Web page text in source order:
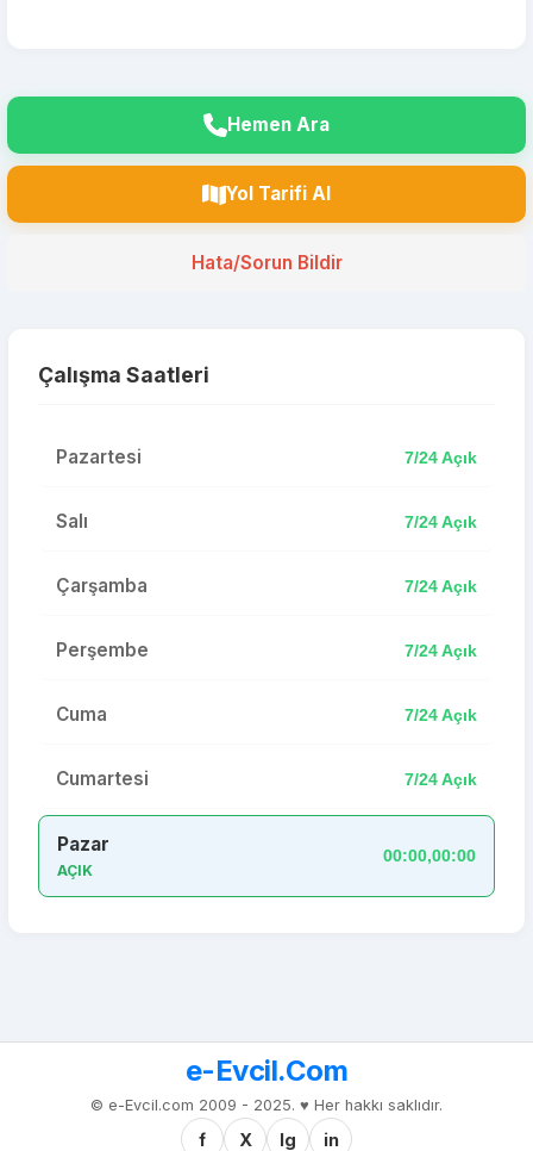
Hemen Ara
Yol Tarifi Al
Hata/Sorun Bildir
Çalışma Saatleri
Pazartesi 7/24 Açık
Salı 7/24 Açık
Çarşamba 7/24 Açık
Perşembe 7/24 Açık
Cuma 7/24 Açık
Cumartesi 7/24 Açık
Pazar
AÇIK
00:00,00:00
e-Evcil.Com
© e-Evcil.com 2009 - 2025. ♥️ Her hakkı saklıdır.
f X Ig in